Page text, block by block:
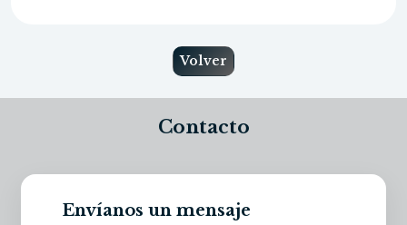
Volver
Contacto
Envíanos un mensaje